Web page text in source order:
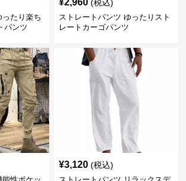
たり楽ち
パンツ
¥2,960 (税込)
ストレートパンツ ゆったりスト
レートカーゴパンツ
¥3,120 (税込)